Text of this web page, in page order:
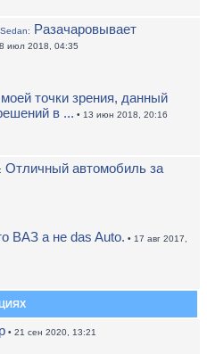
Разачаровывает
июл 2018, 04:35
точки зрения, данный
в ... • 13 июн 2018, 20:16
Отличный автомобиль за
ВАЗ а не das Auto. • 17 авг 2017,
• 21 сен 2020, 13:21